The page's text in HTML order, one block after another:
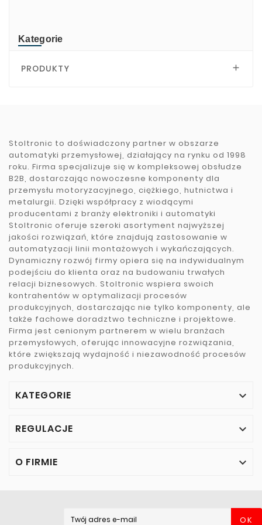
Kategorie
PRODUKTY 
Stoltronic to doświadczony partner w obszarze
automatyki przemysłowej, działający na rynku od 1998
roku. Firma specjalizuje się w kompleksowej obsłudze
B2B, dostarczając nowoczesne komponenty dla
przemysłu motoryzacyjnego, ciężkiego, hutnictwa i
metalurgii. Dzięki współpracy z wiodącymi
producentami z branży elektroniki i automatyki
Stoltronic oferuje szeroki asortyment najwyższej
jakości rozwiązań, które znajdują zastosowanie w
automatyzacji linii montażowych i wykańczających.
Dynamiczny rozwój firmy opiera się na indywidualnym
podejściu do klienta oraz na budowaniu trwałych
relacji biznesowych. Stoltronic wspiera swoich
kontrahentów w optymalizacji procesów
produkcyjnych, dostarczając nie tylko komponenty, ale
także fachowe doradztwo techniczne i projektowe.
Firma jest cenionym partnerem w wielu branżach
przemysłowych, oferując innowacyjne rozwiązania,
które zwiększają wydajność i niezawodność procesów
produkcyjnych.
KATEGORIE 
REGULACJE 
O FIRMIE 
OK